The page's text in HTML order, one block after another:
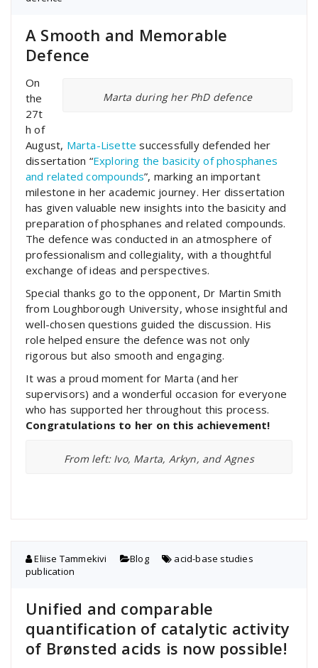
A Smooth and Memorable
Defence
Marta during her PhD defence
On
the
27t
h of
August, Marta-Lisette successfully defended her
dissertation “Exploring the basicity of phosphanes
and related compounds”, marking an important
milestone in her academic journey. Her dissertation
has given valuable new insights into the basicity and
preparation of phosphanes and related compounds.
The defence was conducted in an atmosphere of
professionalism and collegiality, with a thoughtful
exchange of ideas and perspectives.
Special thanks go to the opponent, Dr Martin Smith
from Loughborough University, whose insightful and
well-chosen questions guided the discussion. His
role helped ensure the defence was not only
rigorous but also smooth and engaging.
It was a proud moment for Marta (and her
supervisors) and a wonderful occasion for everyone
who has supported her throughout this process.
Congratulations to her on this achievement!
From left: Ivo, Marta, Arkyn, and Agnes
Eliise Tammekivi Blog acid-base studies
publication
Unified and comparable
quantification of catalytic activity
of Brønsted acids is now possible!